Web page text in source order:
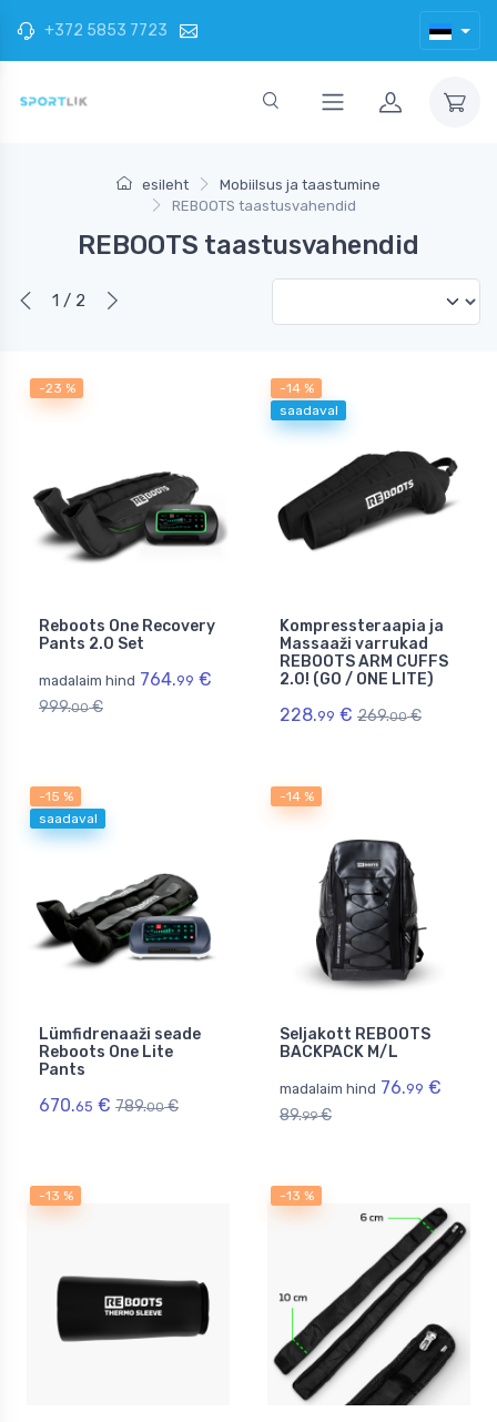
+372 5853 7723
esileht
Mobiilsus ja taastumine
REBOOTS taastusvahendid
REBOOTS taastusvahendid
1 / 2
-23 %
Reboots One Recovery
Pants 2.0 Set
madalaim hind 764.99 €
999.00€
-14 %
saadaval
Kompressteraapia ja
Massaaži varrukad
REBOOTS ARM CUFFS
2.0! (GO / ONE LITE)
228.99 € 269.00€
-15 %
saadaval
Lümfidrenaaži seade
Reboots One Lite
Pants
670.65 € 789.00€
-14 %
Seljakott REBOOTS
BACKPACK M/L
madalaim hind 76.99 €
89.99€
-13 % -13 %